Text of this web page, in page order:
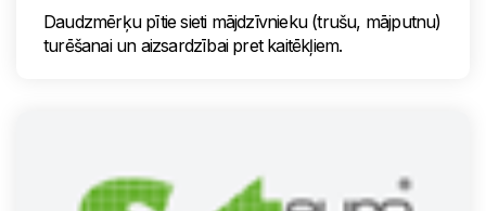
Daudzmērķu pītie sieti mājdzīvnieku (trušu, mājputnu)
turēšanai un aizsardzībai pret kaitēkļiem.